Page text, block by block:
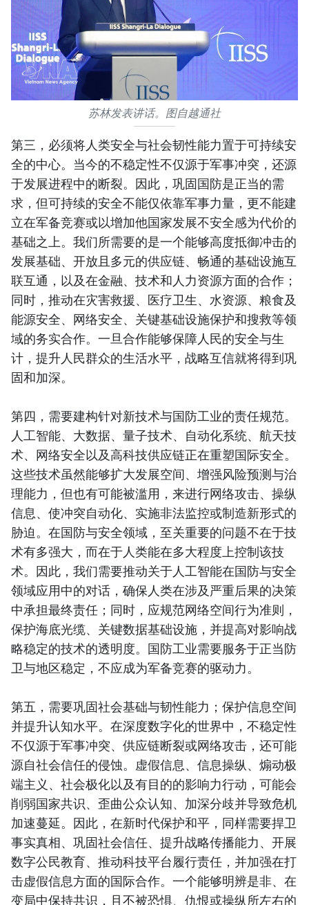
苏林发表讲话。图自越通社
第三，必须将人类安全与社会韧性能力置于可持续安
全的中心。当今的不稳定性不仅源于军事冲突，还源
于发展进程中的断裂。因此，巩固国防是正当的需
求，但可持续的安全不能仅依靠军事力量，更不能建
立在军备竞赛或以增加他国家发展不安全感为代价的
基础之上。我们所需要的是一个能够高度抵御冲击的
发展基础、开放且多元的供应链、畅通的基础设施互
联互通，以及在金融、技术和人力资源方面的合作；
同时，推动在灾害救援、医疗卫生、水资源、粮食及
能源安全、网络安全、关键基础设施保护和搜救等领
域的务实合作。一旦合作能够保障人民的安全与生
计，提升人民群众的生活水平，战略互信就将得到巩
固和加深。
第四，需要建构针对新技术与国防工业的责任规范。
人工智能、大数据、量子技术、自动化系统、航天技
术、网络安全以及高科技供应链正在重塑国际安全。
这些技术虽然能够扩大发展空间、增强风险预测与治
理能力，但也有可能被滥用，来进行网络攻击、操纵
信息、使冲突自动化、实施非法监控或制造新形式的
胁迫。在国防与安全领域，至关重要的问题不在于技
术有多强大，而在于人类能在多大程度上控制该技
术。因此，我们需要推动关于人工智能在国防与安全
领域应用中的对话，确保人类在涉及严重后果的决策
中承担最终责任；同时，应规范网络空间行为准则，
保护海底光缆、关键数据基础设施，并提高对影响战
略稳定的技术的透明度。国防工业需要服务于正当防
卫与地区稳定，不应成为军备竞赛的驱动力。
第五，需要巩固社会基础与韧性能力；保护信息空间
并提升认知水平。在深度数字化的世界中，不稳定性
不仅源于军事冲突、供应链断裂或网络攻击，还可能
源自社会信任的侵蚀。虚假信息、信息操纵、煽动极
端主义、社会极化以及有目的的影响力行动，可能会
削弱国家共识、歪曲公众认知、加深分歧并导致危机
加速蔓延。因此，在新时代保护和平，同样需要捍卫
事实真相、巩固社会信任、提升战略传播能力、开展
数字公民教育、推动科技平台履行责任，并加强在打
击虚假信息方面的国际合作。一个能够明辨是非、在
变局中保持共识，且不被恐惧、仇恨或操纵所左右的